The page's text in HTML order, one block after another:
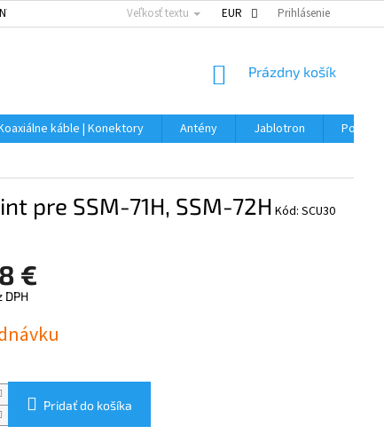
ÚDAJOV Veľkosť textu EUR Prihlásenie
NÁKUPNÝ
Prázdny košík
káble | Konektory Antény Jablotron
pre SSM-71H, SSM-72H Kód: SCU30
€
DPH
Pridať do košíka